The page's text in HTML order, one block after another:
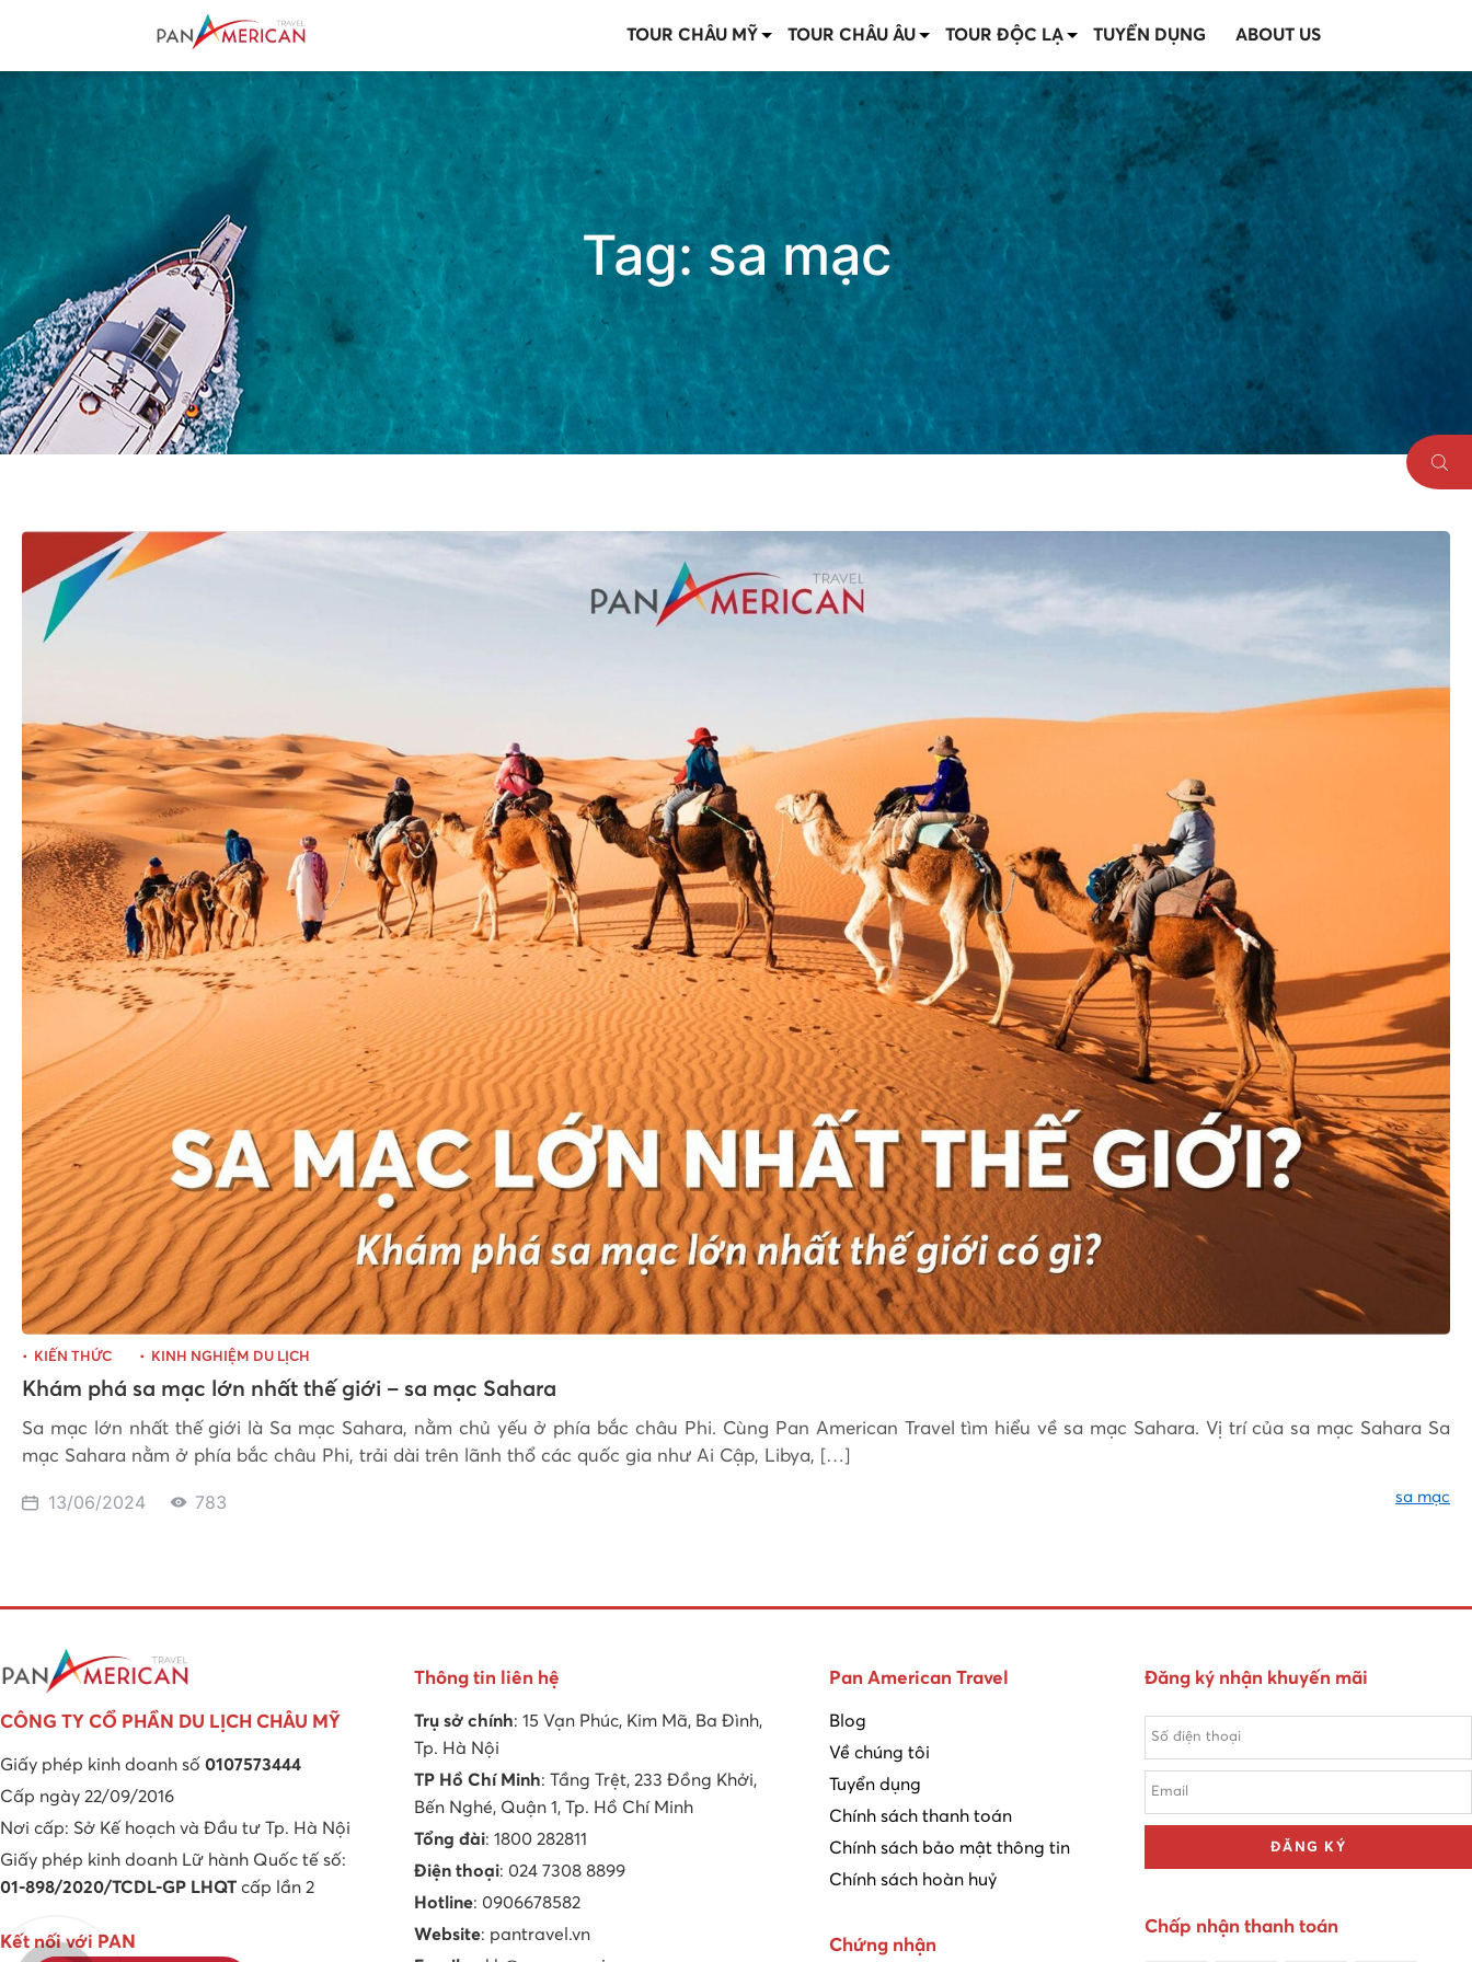
TOUR CHÂU MỸ TOUR CHÂU ÂU TOUR ĐỘC LẠ TUYỂN DỤNG ABOUT US
Tag:sa mạc
KIẾN THỨC KINH NGHIỆM DU LỊCH
Khám phá sa mạc lớn nhất thế giới – sa mạc Sahara
Sa mạc lớn nhất thế giới là Sa mạc Sahara, nằm chủ yếu ở phía bắc châu Phi. Cùng Pan American Travel tìm hiểu về sa mạc Sahara. Vị trí của sa mạc Sahara Sa
mạc Sahara nằm ở phía bắc châu Phi, trải dài trên lãnh thổ các quốc gia như Ai Cập, Libya, […]
13/06/2024 783 sa mạc
CÔNG TY CỔ PHẦN DU LỊCH CHÂU MỸ
Giấy phép kinh doanh số 0107573444
Cấp ngày 22/09/2016
Nơi cấp: Sở Kế hoạch và Đầu tư Tp. Hà Nội
Giấy phép kinh doanh Lữ hành Quốc tế số:
01-898/2020/TCDL-GP LHQT cấp lần 2
Kết nối với PAN
Thông tin liên hệ
Trụ sở chính: 15 Vạn Phúc, Kim Mã, Ba Đình,
Tp. Hà Nội
TP Hồ Chí Minh: Tầng Trệt, 233 Đồng Khởi,
Bến Nghé, Quận 1, Tp. Hồ Chí Minh
Tổng đài: 1800 282811
Điện thoại: 024 7308 8899
Hotline: 0906678582
Website: pantravel.vn
Pan American Travel
Blog
Về chúng tôi
Tuyển dụng
Chính sách thanh toán
Chính sách bảo mật thông tin
Chính sách hoàn huỷ
Chứng nhận
Đăng ký nhận khuyến mãi
ĐĂNG KÝ
Chấp nhận thanh toán